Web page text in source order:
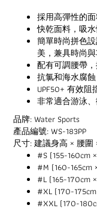
採用高彈性的
快乾面料，吸
簡單時尚拼色
美，兼具時尚
配有可調腰帶
抗氯和海水腐
UPF50+ 有效
非常適合游泳
品牌: Water Sports
產品編號: WS-183PP
尺寸: 建議身高 × 腰圍
#S (155-160cm
#M (160-
#L (165-170cm
#XL (170-
#XXL (170-